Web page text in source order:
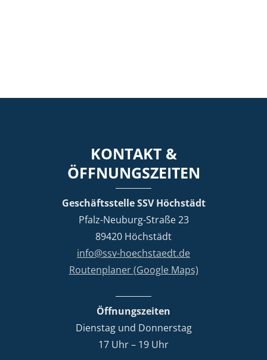
KONTAKT &
ÖFFNUNGSZEITEN
Geschäftsstelle SSV Höchstädt
Pfalz-Neuburg-Straße 23
89420 Höchstädt
info@ssv-hoechstaedt.de
Routenplaner (Google Maps)
Öffnungszeiten
Dienstag und Donnerstag
17 Uhr – 19 Uhr